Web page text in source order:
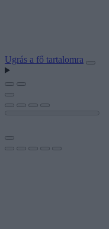
Ugrás a fő tartalomra